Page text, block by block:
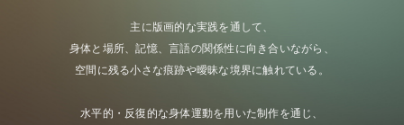
主に版画的な実践を通して、
身体と場所、記憶、言語の関係性に向き合いながら、
空間に残る小さな痕跡や曖昧な境界に触れている。
水平的・反復的な身体運動を用いた制作を通じ、